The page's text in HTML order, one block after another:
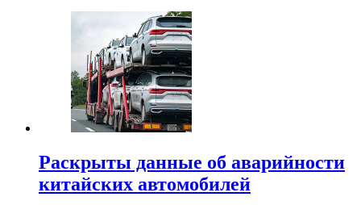
Раскрыты данные об аварийности
китайских автомобилей